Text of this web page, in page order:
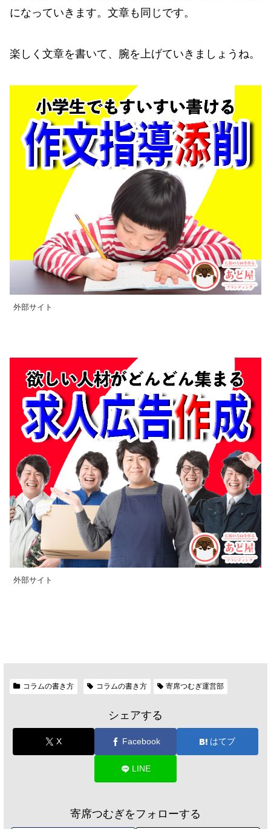
になっていきます。文章も同じです。
楽しく文章を書いて、腕を上げていきましょうね。
外部サイト
外部サイト
コラムの書き方 コラムの書き方 寄席つむぎ運営部
シェアする
X Facebook はてブ
LINE
寄席つむぎをフォローする